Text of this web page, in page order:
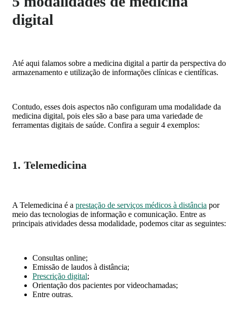
digital
Até aqui falamos sobre a medicina digital a partir da perspectiva do
armazenamento e utilização de informações clínicas e científicas.
Contudo, esses dois aspectos não configuram uma modalidade da
medicina digital, pois eles são a base para uma variedade de
ferramentas digitais de saúde. Confira a seguir 4 exemplos:
1. Telemedicina
A Telemedicina é a prestação de serviços médicos à distância por
meio das tecnologias de informação e comunicação. Entre as
principais atividades dessa modalidade, podemos citar as seguintes:
Consultas online;
Emissão de laudos à distância;
Prescrição digital;
Orientação dos pacientes por videochamadas;
Entre outras.